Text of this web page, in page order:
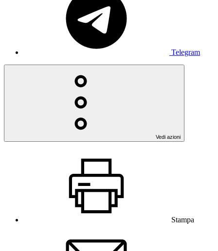
Telegram
Vedi azioni
Stampa